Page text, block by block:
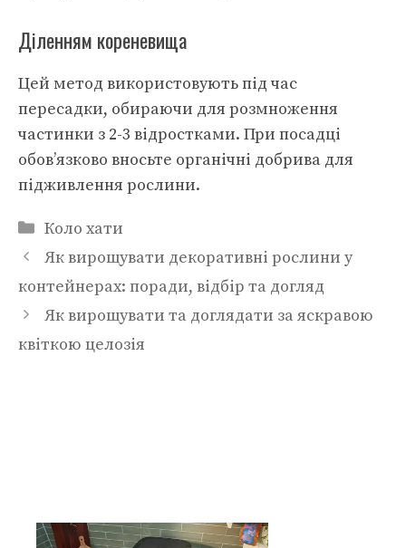
Діленням кореневища
Цей метод використовують під час
пересадки, обираючи для розмноження
частинки з 2-3 відростками. При посадці
обов’язково вносьте органічні добрива для
підживлення рослини.
Категорії
Коло хати
Як вирощувати декоративні рослини у
контейнерах: поради, відбір та догляд
Як вирощувати та доглядати за яскравою
квіткою целозія